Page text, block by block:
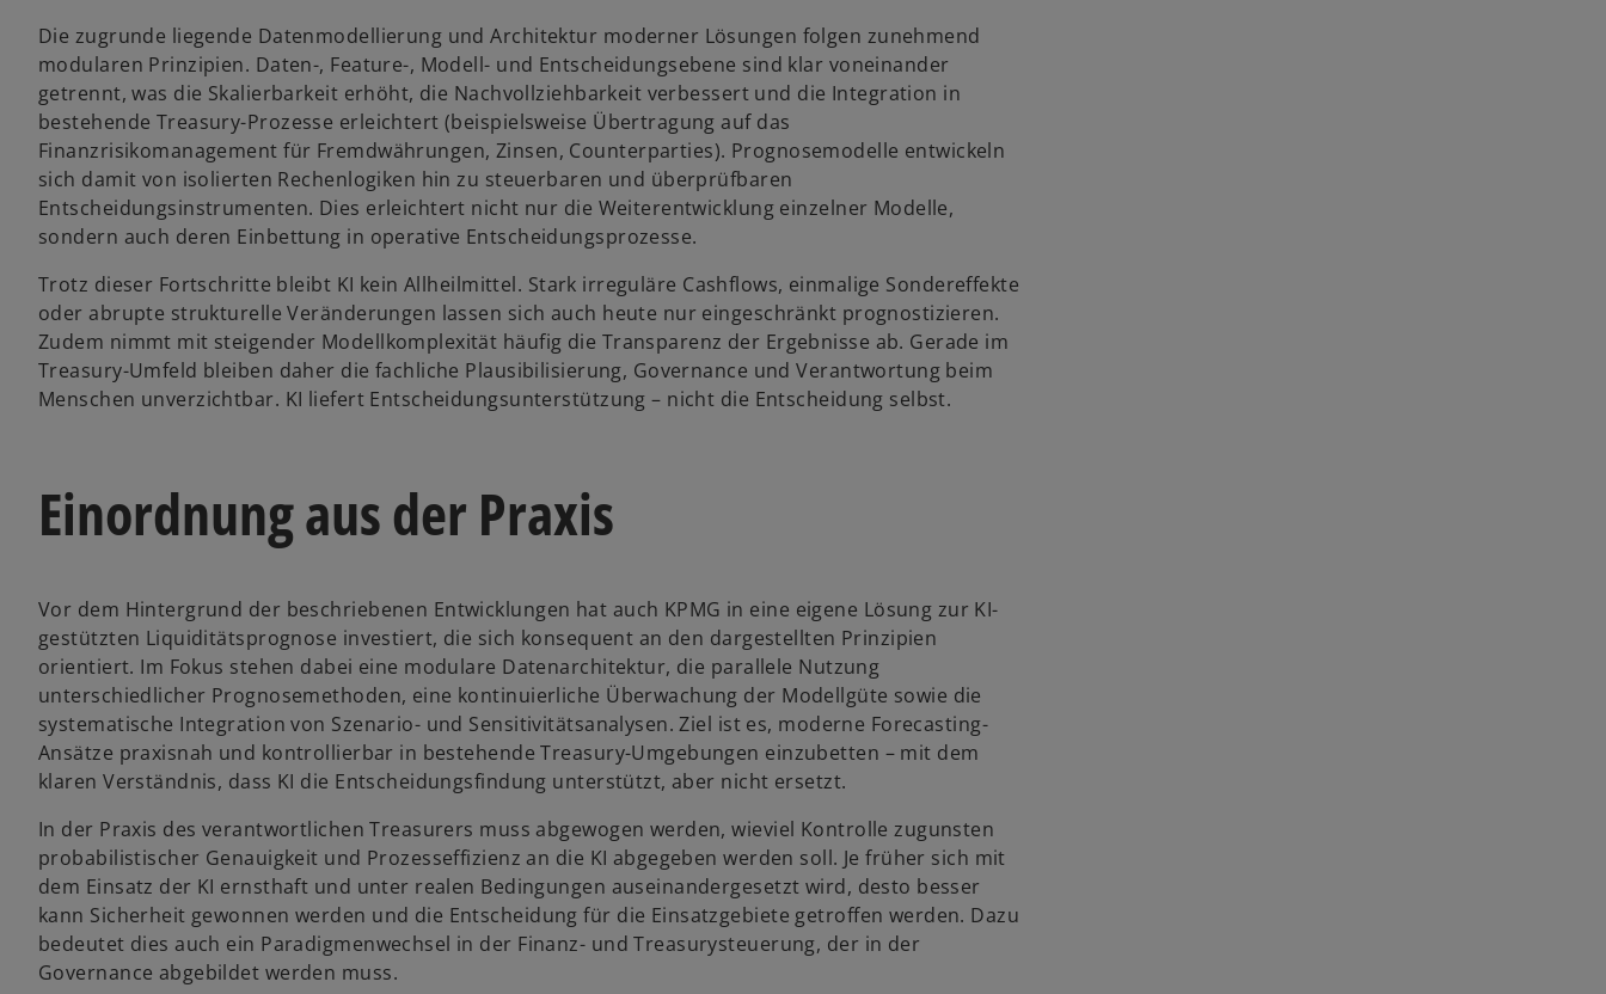
Die zugrunde liegende Datenmodellierung und Architektur moderner Lösungen folgen zunehmend
modularen Prinzipien. Daten-, Feature-, Modell- und Entscheidungsebene sind klar voneinander
getrennt, was die Skalierbarkeit erhöht, die Nachvollziehbarkeit verbessert und die Integration in
bestehende Treasury-Prozesse erleichtert (beispielsweise Übertragung auf das
Finanzrisikomanagement für Fremdwährungen, Zinsen, Counterparties). Prognosemodelle entwickeln
sich damit von isolierten Rechenlogiken hin zu steuerbaren und überprüfbaren
Entscheidungsinstrumenten. Dies erleichtert nicht nur die Weiterentwicklung einzelner Modelle,
sondern auch deren Einbettung in operative Entscheidungsprozesse.
Trotz dieser Fortschritte bleibt KI kein Allheilmittel. Stark irreguläre Cashflows, einmalige Sondereffekte
oder abrupte strukturelle Veränderungen lassen sich auch heute nur eingeschränkt prognostizieren.
Zudem nimmt mit steigender Modellkomplexität häufig die Transparenz der Ergebnisse ab. Gerade im
Treasury-Umfeld bleiben daher die fachliche Plausibilisierung, Governance und Verantwortung beim
Menschen unverzichtbar. KI liefert Entscheidungsunterstützung – nicht die Entscheidung selbst.
Einordnung aus der Praxis
Vor dem Hintergrund der beschriebenen Entwicklungen hat auch KPMG in eine eigene Lösung zur KI-
gestützten Liquiditätsprognose investiert, die sich konsequent an den dargestellten Prinzipien
orientiert. Im Fokus stehen dabei eine modulare Datenarchitektur, die parallele Nutzung
unterschiedlicher Prognosemethoden, eine kontinuierliche Überwachung der Modellgüte sowie die
systematische Integration von Szenario- und Sensitivitätsanalysen. Ziel ist es, moderne Forecasting-
Ansätze praxisnah und kontrollierbar in bestehende Treasury-Umgebungen einzubetten – mit dem
klaren Verständnis, dass KI die Entscheidungsfindung unterstützt, aber nicht ersetzt.
In der Praxis des verantwortlichen Treasurers muss abgewogen werden, wieviel Kontrolle zugunsten
probabilistischer Genauigkeit und Prozesseffizienz an die KI abgegeben werden soll. Je früher sich mit
dem Einsatz der KI ernsthaft und unter realen Bedingungen auseinandergesetzt wird, desto besser
kann Sicherheit gewonnen werden und die Entscheidung für die Einsatzgebiete getroffen werden. Dazu
bedeutet dies auch ein Paradigmenwechsel in der Finanz- und Treasurysteuerung, der in der
Governance abgebildet werden muss.
ir
d
i
n
e
i
n
r
n
e
u
e